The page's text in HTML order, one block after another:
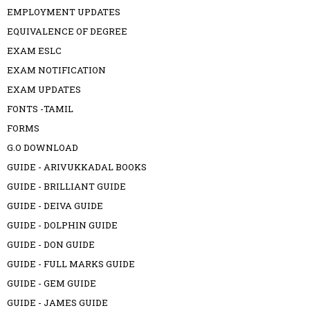
EMPLOYMENT UPDATES
EQUIVALENCE OF DEGREE
EXAM ESLC
EXAM NOTIFICATION
EXAM UPDATES
FONTS -TAMIL
FORMS
G.O DOWNLOAD
GUIDE - ARIVUKKADAL BOOKS
GUIDE - BRILLIANT GUIDE
GUIDE - DEIVA GUIDE
GUIDE - DOLPHIN GUIDE
GUIDE - DON GUIDE
GUIDE - FULL MARKS GUIDE
GUIDE - GEM GUIDE
GUIDE - JAMES GUIDE